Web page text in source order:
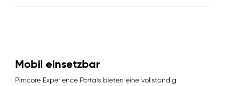
Mobil einsetzbar
Pimcore Experience Portals bieten eine vollständig